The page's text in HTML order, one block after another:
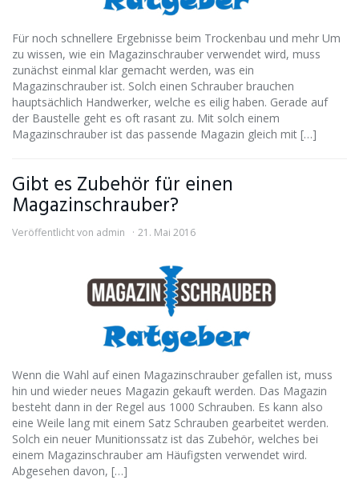
Für noch schnellere Ergebnisse beim Trockenbau und mehr Um
zu wissen, wie ein Magazinschrauber verwendet wird, muss
zunächst einmal klar gemacht werden, was ein
Magazinschrauber ist. Solch einen Schrauber brauchen
hauptsächlich Handwerker, welche es eilig haben. Gerade auf
der Baustelle geht es oft rasant zu. Mit solch einem
Magazinschrauber ist das passende Magazin gleich mit […]
Gibt es Zubehör für einen
Magazinschrauber?
Veröffentlicht von admin 21. Mai 2016
Wenn die Wahl auf einen Magazinschrauber gefallen ist, muss
hin und wieder neues Magazin gekauft werden. Das Magazin
besteht dann in der Regel aus 1000 Schrauben. Es kann also
eine Weile lang mit einem Satz Schrauben gearbeitet werden.
Solch ein neuer Munitionssatz ist das Zubehör, welches bei
einem Magazinschrauber am Häufigsten verwendet wird.
Abgesehen davon, […]